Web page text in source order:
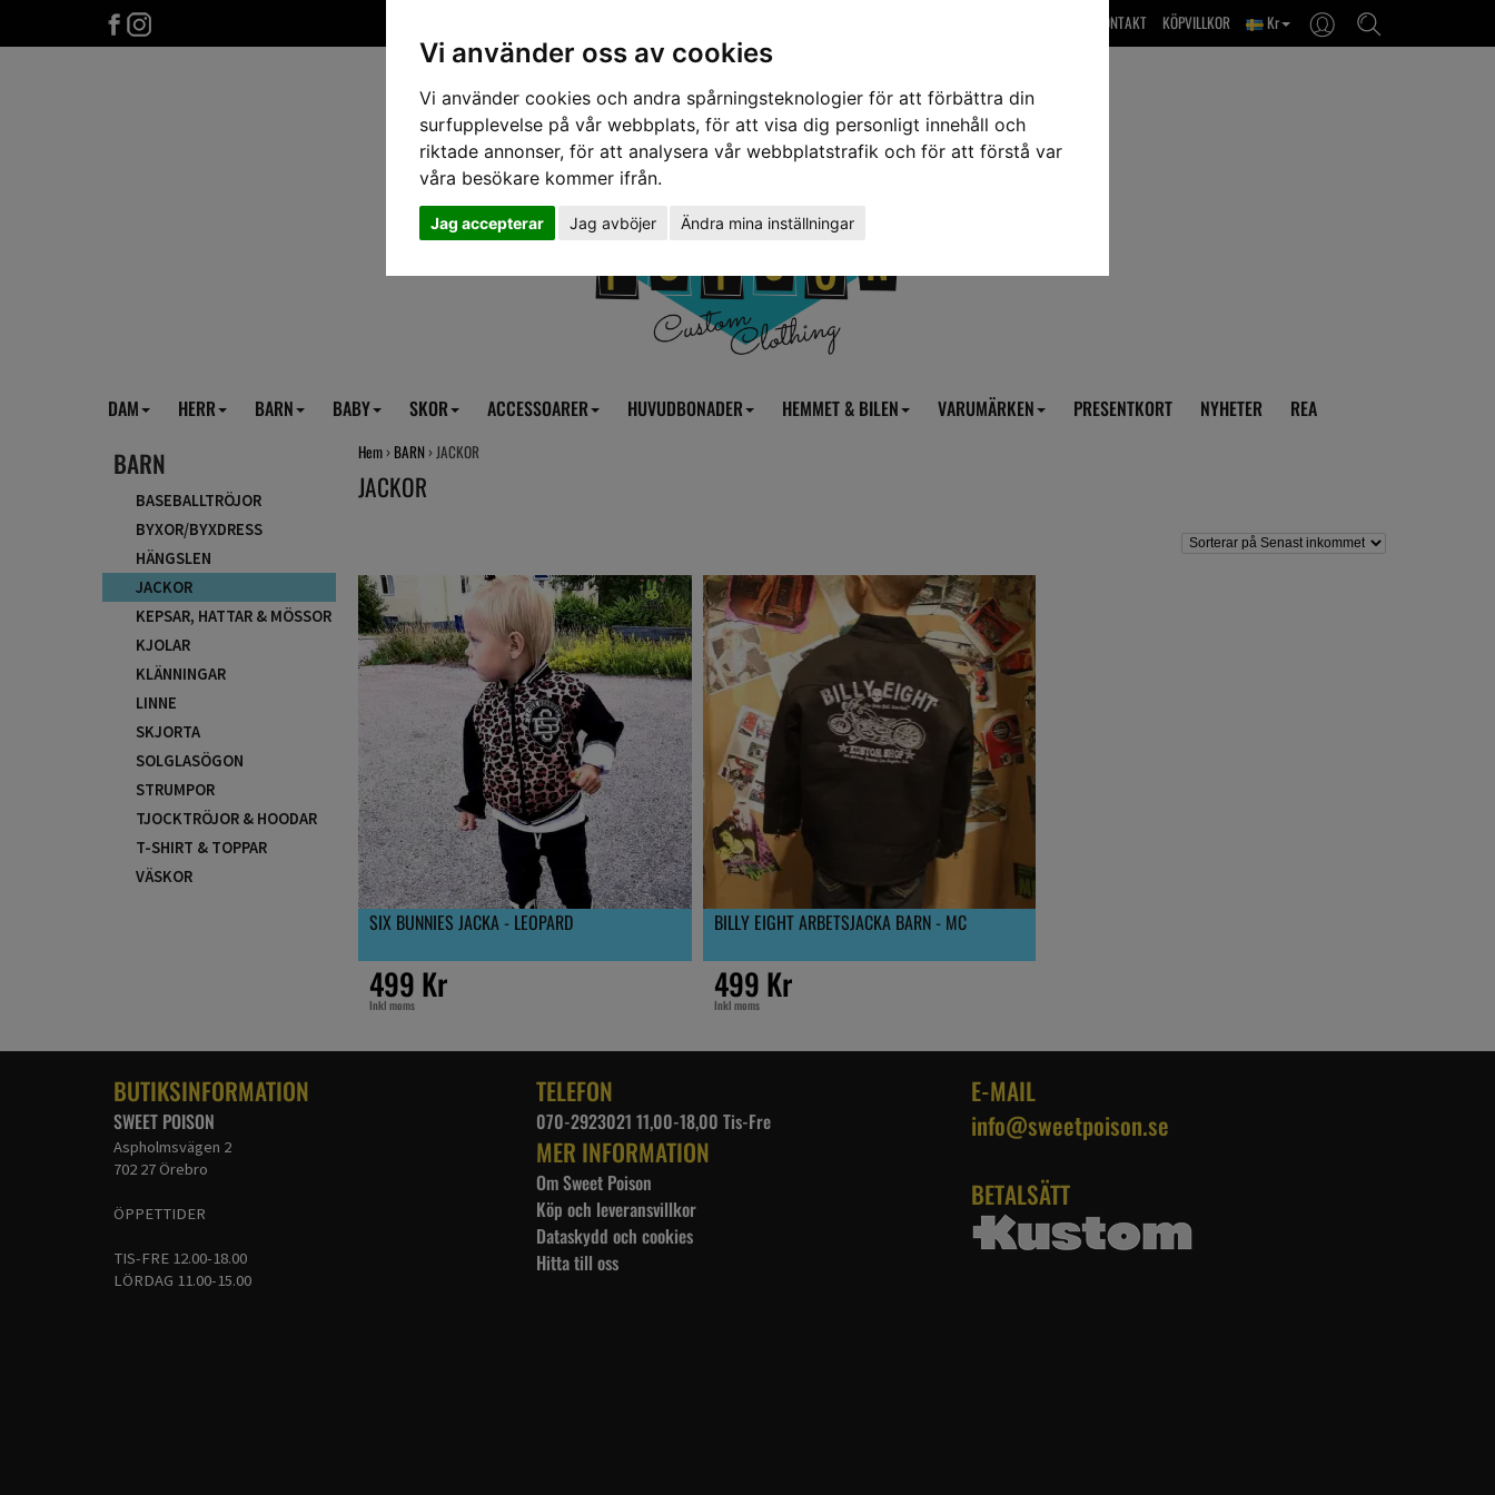
Vi använder oss av cookies
Vi använder cookies och andra spårningsteknologier för att förbättra din
surfupplevelse på vår webbplats, för att visa dig personligt innehåll och
riktade annonser, för att analysera vår webbplatstrafik och för att förstå var
våra besökare kommer ifrån.
Jag accepterar Jag avböjer Ändra mina inställningar
Kr
KÖPVILLKOR
OM OSS & KONTAKT
DAM HERR BARN BABY SKOR ACCESSOARER HUVUDBONADER HEMMET & BILEN VARUMÄRKEN PRESENTKORT NYHETER REA
BARN
BASEBALLTRÖJOR
BYXOR/BYXDRESS
HÄNGSLEN
JACKOR
KEPSAR, HATTAR & MÖSSOR
KJOLAR
KLÄNNINGAR
LINNE
SKJORTA
SOLGLASÖGON
STRUMPOR
TJOCKTRÖJOR & HOODAR
T-SHIRT & TOPPAR
VÄSKOR
Hem › BARN › JACKOR
JACKOR
SIX BUNNIES JACKA - LEOPARD
499 Kr
Inkl moms
BILLY EIGHT ARBETSJACKA BARN - MC
499 Kr
Inkl moms
BUTIKSINFORMATION
SWEET POISON
Aspholmsvägen 2
702 27 Örebro
ÖPPETTIDER
TIS-FRE 12.00-18.00
LÖRDAG 11.00-15.00
TELEFON
070-2923021 11,00-18,00 Tis-Fre
MER INFORMATION
Om Sweet Poison
Köp och leveransvillkor
Dataskydd och cookies
Hitta till oss
E-MAIL
info@sweetpoison.se
BETALSÄTT